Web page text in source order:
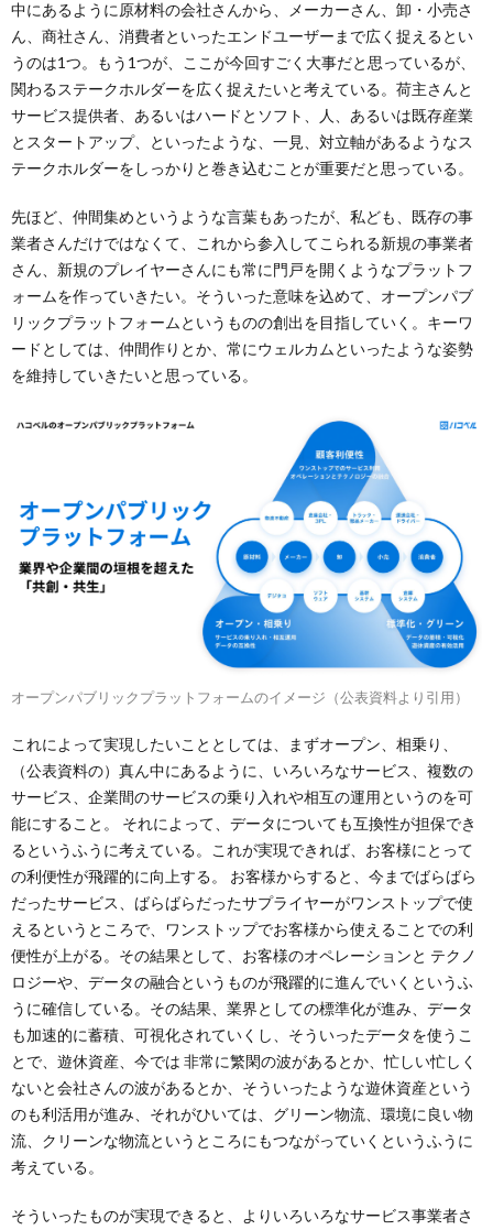
中にあるように原材料の会社さんから、メーカーさん、卸・小売さ
ん、商社さん、消費者といったエンドユーザーまで広く捉えるとい
うのは1つ。もう1つが、ここが今回すごく大事だと思っているが、
関わるステークホルダーを広く捉えたいと考えている。荷主さんと
サービス提供者、あるいはハードとソフト、人、あるいは既存産業
とスタートアップ、といったような、一見、対立軸があるようなス
テークホルダーをしっかりと巻き込むことが重要だと思っている。
先ほど、仲間集めというような言葉もあったが、私ども、既存の事
業者さんだけではなくて、これから参入してこられる新規の事業者
さん、新規のプレイヤーさんにも常に門戸を開くようなプラットフ
ォームを作っていきたい。そういった意味を込めて、オープンパブ
リックプラットフォームというものの創出を目指していく。キーワ
ードとしては、仲間作りとか、常にウェルカムといったような姿勢
を維持していきたいと思っている。
オープンパブリックプラットフォームのイメージ（公表資料より引用）
これによって実現したいこととしては、まずオープン、相乗り、
（公表資料の）真ん中にあるように、いろいろなサービス、複数の
サービス、企業間のサービスの乗り入れや相互の運用というのを可
能にすること。 それによって、データについても互換性が担保でき
るというふうに考えている。これが実現できれば、お客様にとって
の利便性が飛躍的に向上する。 お客様からすると、今までばらばら
だったサービス、ばらばらだったサプライヤーがワンストップで使
えるというところで、ワンストップでお客様から使えることでの利
便性が上がる。その結果として、お客様のオペレーションと テクノ
ロジーや、データの融合というものが飛躍的に進んでいくというふ
うに確信している。その結果、業界としての標準化が進み、データ
も加速的に蓄積、可視化されていくし、そういったデータを使うこ
とで、遊休資産、今では 非常に繁閑の波があるとか、忙しい忙しく
ないと会社さんの波があるとか、そういったような遊休資産という
のも利活用が進み、それがひいては、グリーン物流、環境に良い物
流、クリーンな物流というところにもつながっていくというふうに
考えている。
そういったものが実現できると、よりいろいろなサービス事業者さ